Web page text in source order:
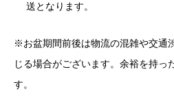
送となります。
※お盆期間前後は物流の混雑や交通
じる場合がございます。余裕を持っ
す。